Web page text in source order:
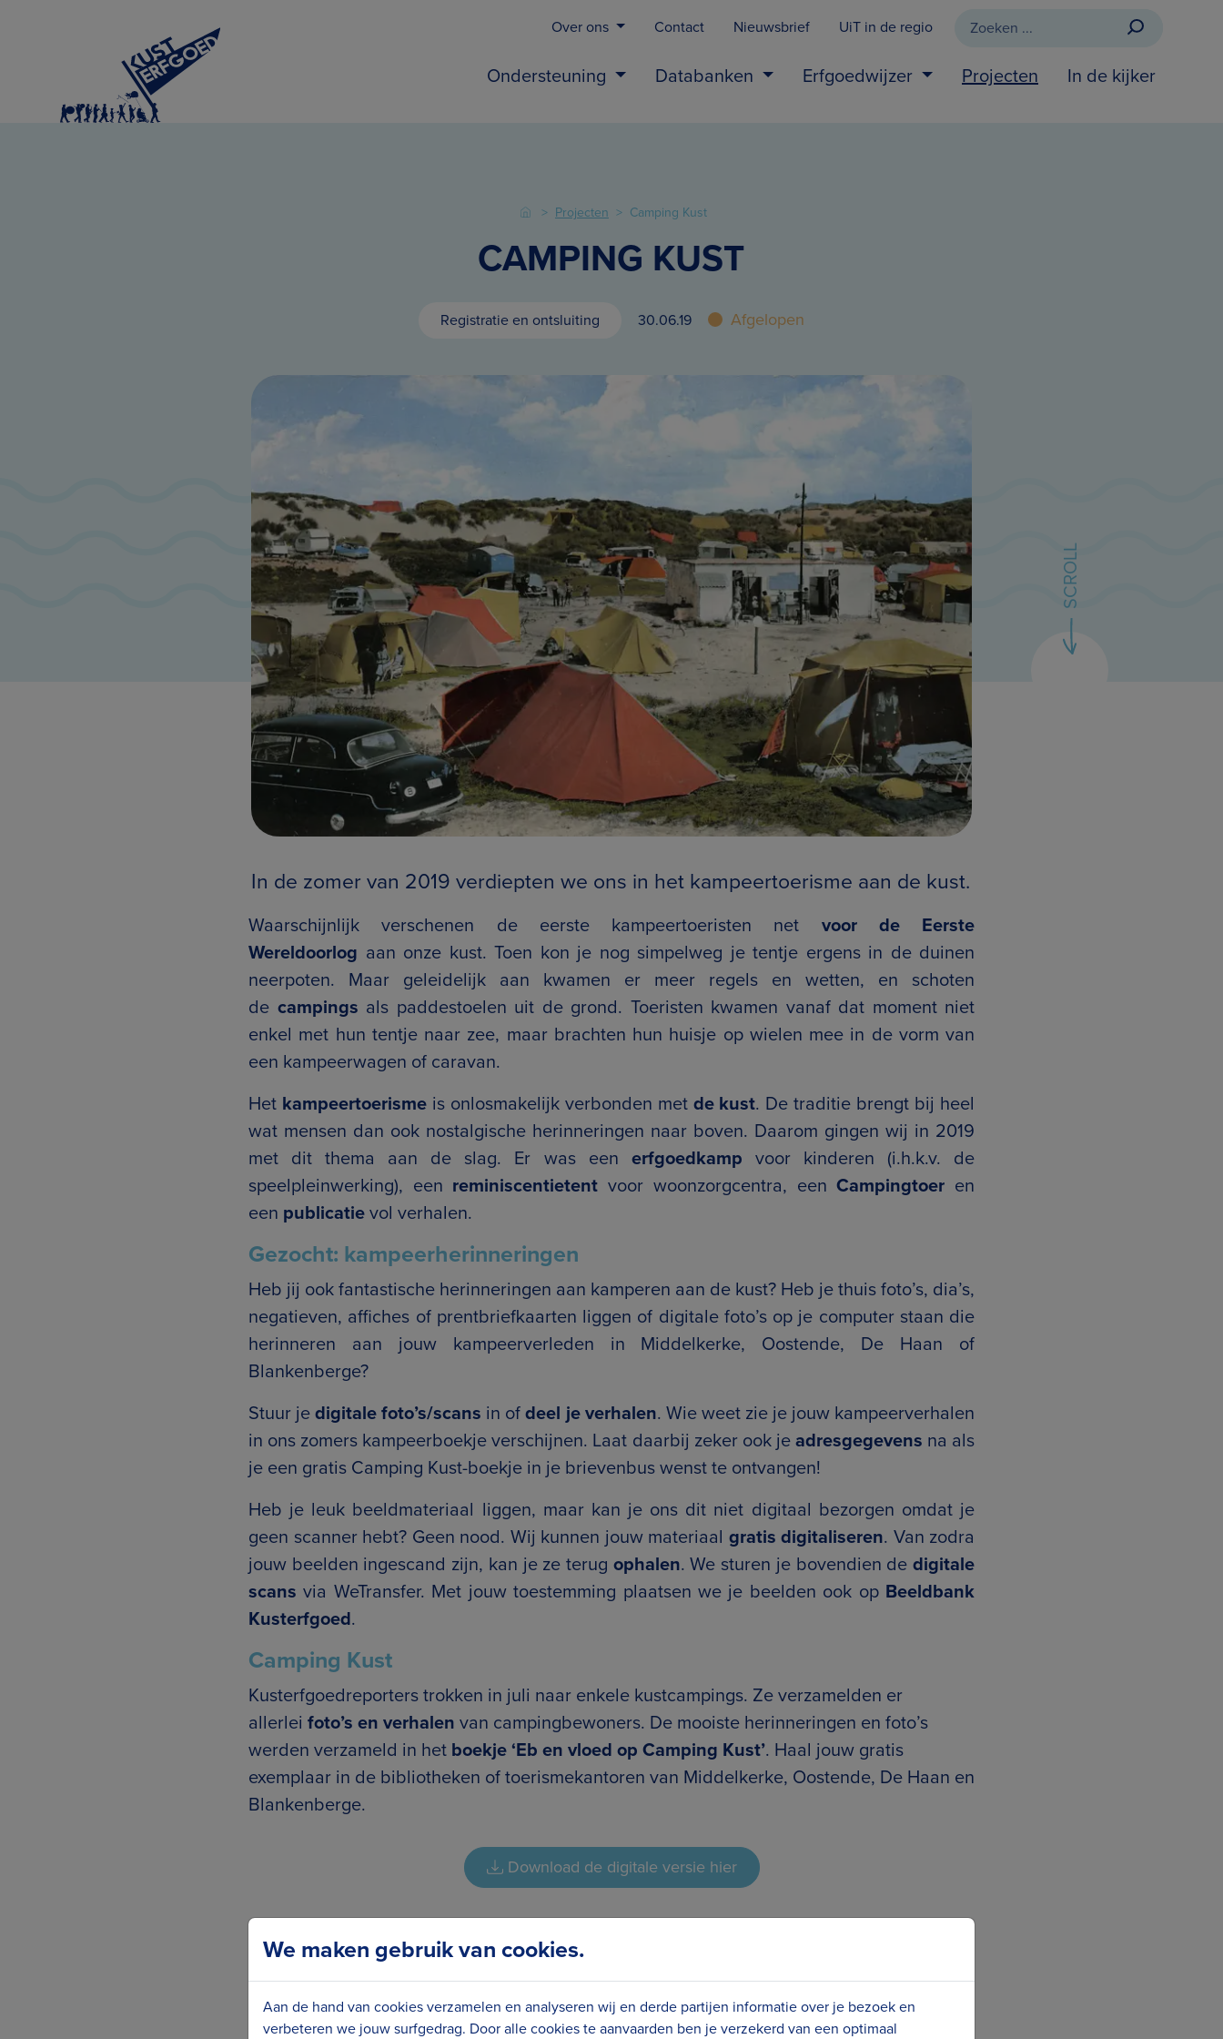
Over ons Contact Nieuwsbrief UiT in de regio
Ondersteuning Databanken Erfgoedwijzer Projecten In de kijker
Projecten Camping Kust
CAMPING KUST
Registratie en ontsluiting 30.06.19 Afgelopen
SCROLL
In de zomer van 2019 verdiepten we ons in het kampeertoerisme aan de kust.
Waarschijnlijk verschenen de eerste kampeertoeristen net voor de Eerste
Wereldoorlog aan onze kust. Toen kon je nog simpelweg je tentje ergens in de duinen
neerpoten. Maar geleidelijk aan kwamen er meer regels en wetten, en schoten
de campings als paddestoelen uit de grond. Toeristen kwamen vanaf dat moment niet
enkel met hun tentje naar zee, maar brachten hun huisje op wielen mee in de vorm van
een kampeerwagen of caravan.
Het kampeertoerismeis onlosmakelijk verbonden met de kust. De traditie brengt bij heel
wat mensen dan ook nostalgische herinneringen naar boven. Daarom gingen wij in 2019
met dit thema aan de slag. Er was een erfgoedkamp voor kinderen (i.h.k.v. de
speelpleinwerking), een reminiscentietent voor woonzorgcentra, een Campingtoer en
een publicatievol verhalen.
Gezocht: kampeerherinneringen
Heb jij ook fantastische herinneringen aan kamperen aan de kust? Heb je thuis foto’s, dia’s,
negatieven, affiches of prentbriefkaarten liggen of digitale foto’s op je computer staan die
herinneren aan jouw kampeerverleden in Middelkerke, Oostende, De Haan of
Blankenberge?
Stuur jedigitale foto’s/scans in ofdeel je verhalen. Wie weet zie je jouw kampeerverhalen
in ons zomers kampeerboekje verschijnen. Laat daarbij zeker ook jeadresgegevens na als
je een gratis Camping Kust-boekje in je brievenbus wenst te ontvangen!
Heb je leuk beeldmateriaal liggen, maar kan je ons dit niet digitaal bezorgen omdat je
geen scanner hebt? Geen nood. Wij kunnen jouw materiaal gratis digitaliseren. Van zodra
jouw beelden ingescand zijn, kan je ze terug ophalen. We sturen je bovendien dedigitale
scans via WeTransfer. Met jouw toestemming plaatsen we je beelden ook opBeeldbank
Kusterfgoed.
Camping Kust
Kusterfgoedreporters trokken in juli naar enkele kustcampings. Ze verzamelden er
allerlei foto’s en verhalen van campingbewoners. De mooiste herinneringen en foto’s
werden verzameld in het boekje ‘Eb en vloed op Camping Kust’. Haal jouw gratis
exemplaar in de bibliotheken of toerismekantoren van Middelkerke, Oostende, De Haan en
Blankenberge.
Download de digitale versie hier
Focus WTV maakte een mooie reportage over het boekje en liet enkele mensen uit het
boekje aan het woord…
We maken gebruik van cookies.
Aan de hand van cookies verzamelen en analyseren wij en derde partijen informatie over je bezoek en
verbeteren we jouw surfgedrag. Door alle cookies te aanvaarden ben je verzekerd van een optimaal